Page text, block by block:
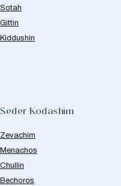
Sotah
Gittin
Kiddushin
Seder Kodashim
Zevachim
Menachos
Chullin
Bechoros